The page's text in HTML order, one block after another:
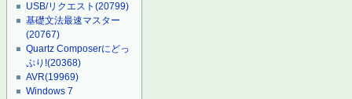
USB/リクエスト(20799)
基礎文法最速マスター
(20767)
Quartz Composerにどっ
ぷり!(20368)
AVR(19969)
Windows 7